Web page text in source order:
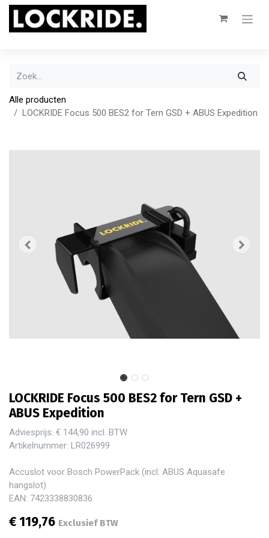
Alle producten
LOCKRIDE Focus 500 BES2 for Tern GSD + ABUS Expedition
LOCKRIDE Focus 500 BES2 for Tern GSD +
ABUS Expedition
Adviesprijs: € 144,90 incl. BTW
Artikelnummer: LR026999
Accuslot voor Bosch PowerPack (incl. ABUS Aquasafe
hangslot)
EAN: 7423338830836
€119,76 Exclusief BTW